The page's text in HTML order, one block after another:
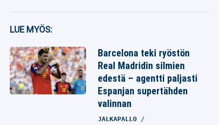
LUE MYÖS:
Barcelona teki ryöstön
Real Madridin silmien
edestä – agentti paljasti
Espanjan supertähden
valinnan
JALKAPALLO